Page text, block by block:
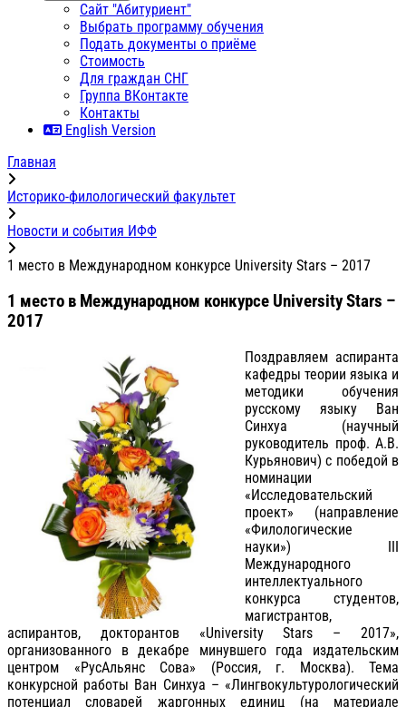
Сайт "Абитуриент"
Выбрать программу обучения
Подать документы о приёме
Стоимость
Для граждан СНГ
Группа ВКонтакте
Контакты
English Version
Главная
Историко-филологический факультет
Новости и события ИФФ
1 место в Международном конкурсе University Stars – 2017
1 место в Международном конкурсе University Stars –
2017
Поздравляем аспиранта
кафедры теории языка и
методики обучения
русскому языку Ван
Синхуа (научный
руководитель проф. А.В.
Курьянович) с победой в
номинации
«Исследовательский
проект» (направление
«Филологические
науки») III
Международного
интеллектуального
конкурса студентов,
магистрантов,
аспирантов, докторантов «University Stars – 2017»,
организованного в декабре минувшего года издательским
центром «РусАльянс Сова» (Россия, г. Москва). Тема
конкурсной работы Ван Синхуа – «Лингвокультурологический
потенциал словарей жаргонных единиц (на материале